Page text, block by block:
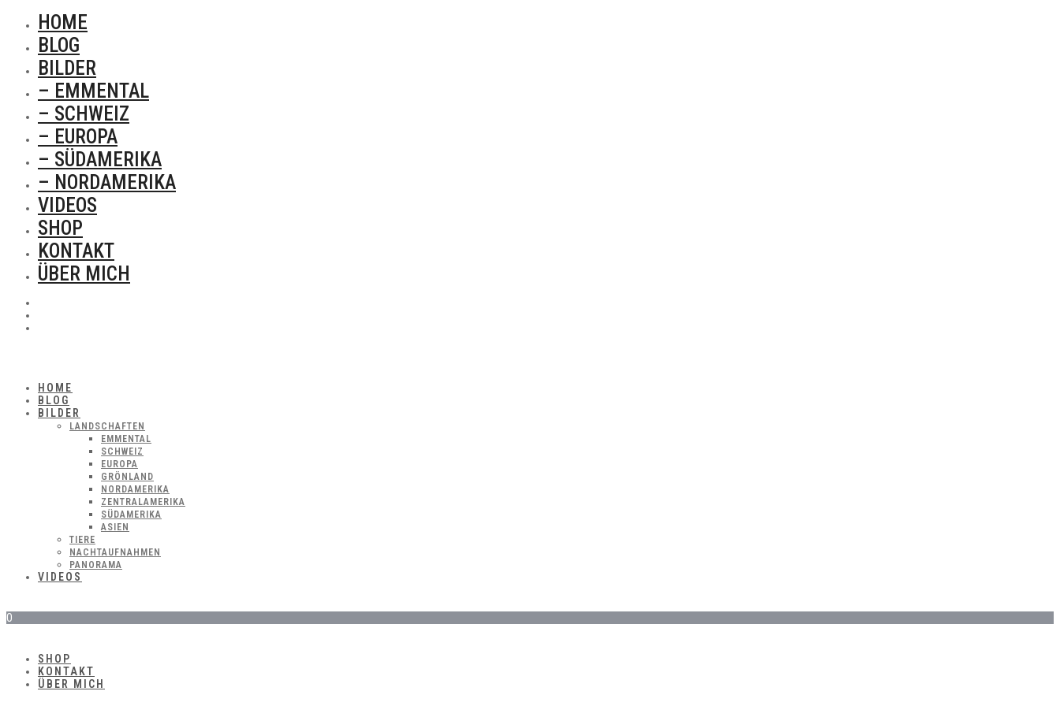
HOME
BLOG
BILDER
– EMMENTAL
– SCHWEIZ
– EUROPA
– SÜDAMERIKA
– NORDAMERIKA
VIDEOS
SHOP
KONTAKT
ÜBER MICH
HOME
BLOG
BILDER
LANDSCHAFTEN
EMMENTAL
SCHWEIZ
EUROPA
GRÖNLAND
NORDAMERIKA
ZENTRALAMERIKA
SÜDAMERIKA
ASIEN
TIERE
NACHTAUFNAHMEN
PANORAMA
VIDEOS
0
SHOP
KONTAKT
ÜBER MICH